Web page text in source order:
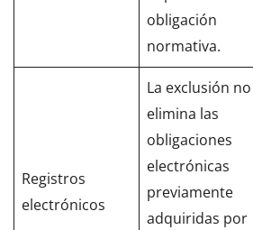
obligación
normativa.
Registros
electrónicos
La exclusión no
elimina las
obligaciones
electrónicas
previamente
adquiridas por